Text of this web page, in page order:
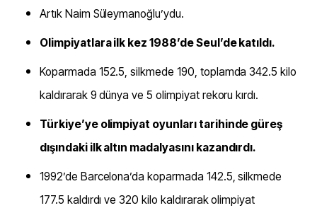
Artık Naim Süleymanoğlu’ydu.
Olimpiyatlara ilk kez 1988’de Seul’de katıldı.
Koparmada 152.5, silkmede 190, toplamda 342.5 kilo
kaldırarak 9 dünya ve 5 olimpiyat rekoru kırdı.
Türkiye’ye olimpiyat oyunları tarihinde güreş
dışındaki ilk altın madalyasını kazandırdı.
1992’de Barcelona’da koparmada 142.5, silkmede
177.5 kaldırdı ve 320 kilo kaldırarak olimpiyat